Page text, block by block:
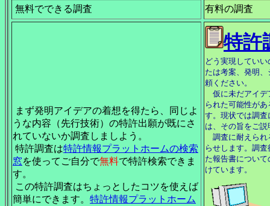
無料でできる調査 有料の調査
まず発明アイデアの着想を得たら、同じよ
うな内容（先行技術）の特許出願が既にさ
れていないか調査しましよう。
特許調査は特許情報プラットホームの検索
窓を使ってご自分で無料で特許検索できま
す。
この特許調査はちょっとしたコツを使えば
簡単にできます。 特許情報プラットホーム
特許
どう実現してい
たは考案、発明
頼ください。
仮に未だアイデ
られた可能性が
す。現状では調
は、その旨をご
調査に耐えられ
らせします。調
た報告書につい
けています。